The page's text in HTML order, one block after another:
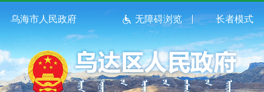
乌海市人民政府 无障碍浏览 长者模式